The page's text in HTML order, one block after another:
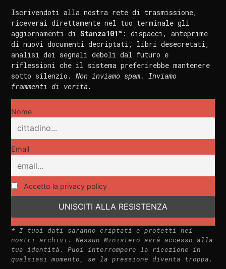
Iscrivendoti alla nostra rete di trasmissione,
riceverai direttamente nel tuo terminale gli
aggiornamenti diStanza101™ : dispacci, anteprime
di nuovi documenti decriptati, libri desecretati,
analisi dei segnali deboli dal futuro e
riflessioni che il sistema preferirebbe mantenere
sotto silenzio.Non inviamo spam. Inviamo
frammenti di verità.
Nome
Email
Accetto la privacy policy
* I tuoi dati saranno criptati e protetti nei
nostri archivi. Nessun Ministero avrà accesso alla
tua identità. Puoi interrompere la ricezione in
qualsiasi momento, se la pressione diventa troppa.